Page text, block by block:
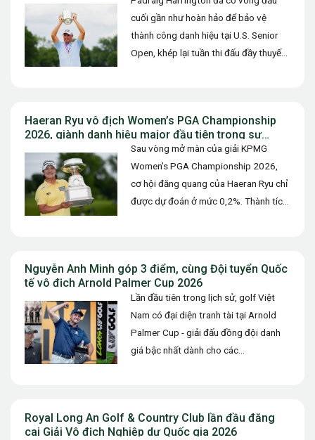
cuối gần như hoàn hảo để bảo vệ
thành công danh hiệu tại U.S. Senior
Open, khép lại tuần thi đấu đầy thuyết
Haeran Ryu vô địch Women’s PGA Championship
2026, giành danh hiệu major đầu tiên trong sự
Sau vòng mở màn của giải KPMG
Women’s PGA Championship 2026,
cơ hội đăng quang của Haeran Ryu chỉ
được dự đoán ở mức 0,2%. Thành tích
Nguyễn Anh Minh góp 3 điểm, cùng Đội tuyển Quốc
Lần đầu tiên trong lịch sử, golf Việt
Nam có đại diện tranh tài tại Arnold
Palmer Cup - giải đấu đồng đội danh
giá bậc nhất dành cho các…
Royal Long An Golf & Country Club lần đầu đăng
cai Giải Vô địch Nghiệp dư Quốc gia 2026